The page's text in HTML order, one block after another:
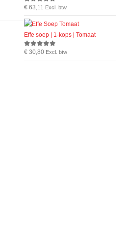
0 out of 5
€ 63,11 Excl. btw
Effe soep | 1-kops | Tomaat
0 out of 5
€ 30,80 Excl. btw